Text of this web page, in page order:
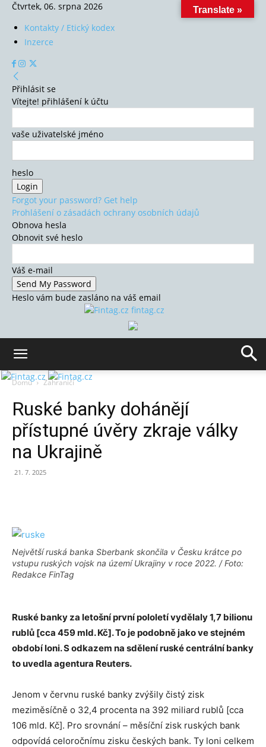
Čtvrtek, 06. srpna 2026
Kontakty / Etický kodex
Inzerce
Přihlásit se
Vítejte! přihlášení k účtu
vaše uživatelské jméno
heslo
Forgot your password? Get help
Prohlášení o zásadách ochrany osobních údajů
Obnova hesla
Obnovit své heslo
Váš e-mail
Heslo vám bude zasláno na váš email
fintag.cz
Domů Zahraničí
Ruské banky dohánějí
přístupné úvěry zkraje války
na Ukrajině
21. 7. 2025
Největší ruská banka Sberbank skončila v Česku krátce po
vstupu ruských vojsk na území Ukrajiny v roce 2022. / Foto:
Redakce FinTag
Ruské banky za letošní první pololetí vydělaly 1,7 bilionu
rublů [cca 459 mld. Kč]. To je podobně jako ve stejném
období loni. S odkazem na sdělení ruské centrální banky
to uvedla agentura Reuters.
Jenom v červnu ruské banky zvýšily čistý zisk
meziměsíčně o 32,4 procenta na 392 miliard rublů [cca
106 mld. Kč]. Pro srovnání – měsíční zisk ruských bank
odpovídá celoročnímu zisku českých bank. Ty loni celkem
Translate »